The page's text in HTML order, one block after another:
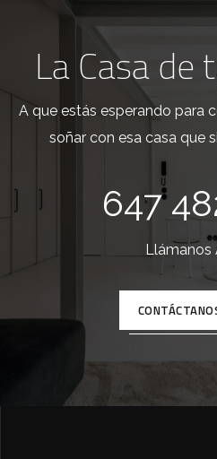
La Casa de
A que estás esperando para
soñar con esa casa que
647
Llámanos